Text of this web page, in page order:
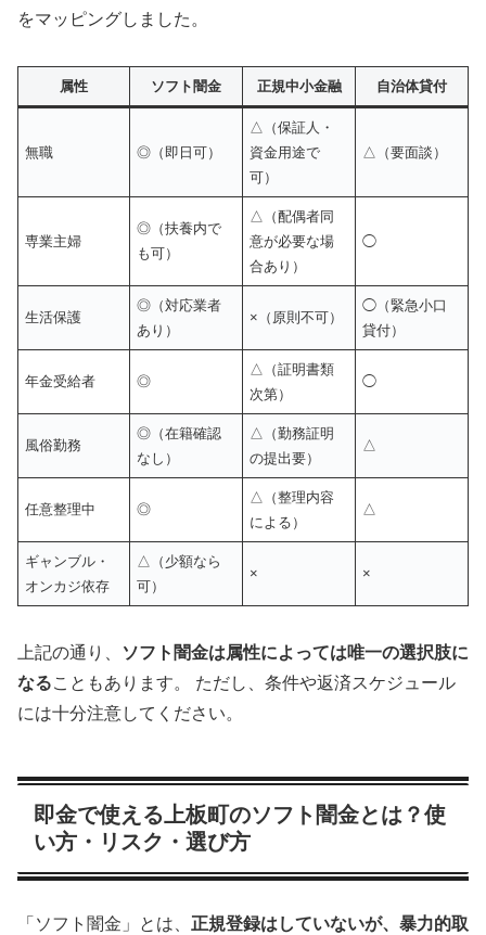
をマッピングしました。
属性 ソフト闇金 正規中小金融 自治体貸付
無職 ◎（即日可）
△（保証人・
資金用途で
可）
△（要面談）
専業主婦
◎（扶養内で
も可）
△（配偶者同
意が必要な場
合あり）
◯
生活保護
◎（対応業者
あり）
×（原則不可）
◯（緊急小口
貸付）
年金受給者 ◎
△（証明書類
次第）
◯
風俗勤務
◎（在籍確認
なし）
△（勤務証明
の提出要）
△
任意整理中 ◎
△（整理内容
による）
△
ギャンブル・
オンカジ依存
△（少額なら
可）
× ×
上記の通り、
ソフト闇金は属性によっては唯一の選択肢に
なることもあります。 ただし、条件や返済スケジュール
には十分注意してください。
即金で使える上板町のソフト闇金とは？使
い方・リスク・選び方
「ソフト闇金」とは、 正規登録はしていないが、暴力的取